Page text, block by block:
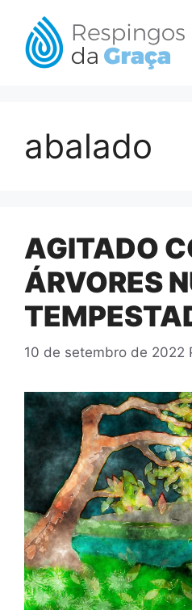
conteúdo
abalado
AGITADO
ÁRVORES
10 de setembro de 2022